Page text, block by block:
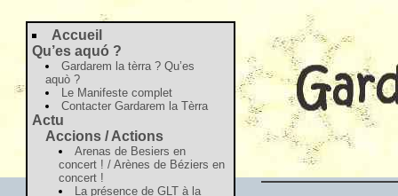
Accueil
Qu’es aquó ?
Gardarem la tèrra ? Qu’es
aquò ?
Le Manifeste complet
Contacter Gardarem la Tèrra
Actu
Accions / Actions
Arenas de Besiers en
concert ! / Arènes de Béziers en
concert !
La présence de GLT à la